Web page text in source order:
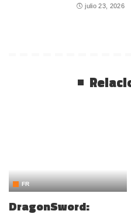
julio 23, 2026
FR
DragonSword: